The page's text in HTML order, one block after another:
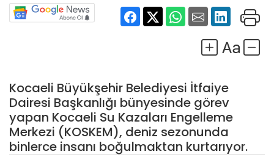
Kocaeli Büyükşehir Belediyesi İtfaiye
Dairesi Başkanlığı bünyesinde görev
yapan Kocaeli Su Kazaları Engelleme
Merkezi (KOSKEM), deniz sezonunda
binlerce insanı boğulmaktan kurtarıyor.